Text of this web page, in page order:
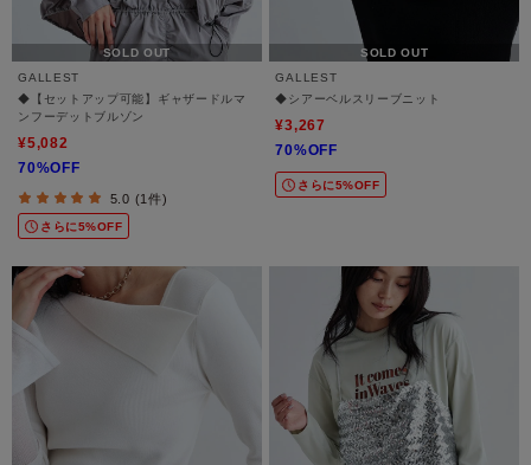
SOLD OUT
GALLEST
◆【セットアップ可能】ギャザードルマ
ンフーデットブルゾン
¥5,082
70%OFF
5.0 (1件)
さらに5%OFF
SOLD OUT
GALLEST
◆シアーベルスリーブニット
¥3,267
70%OFF
さらに5%OFF